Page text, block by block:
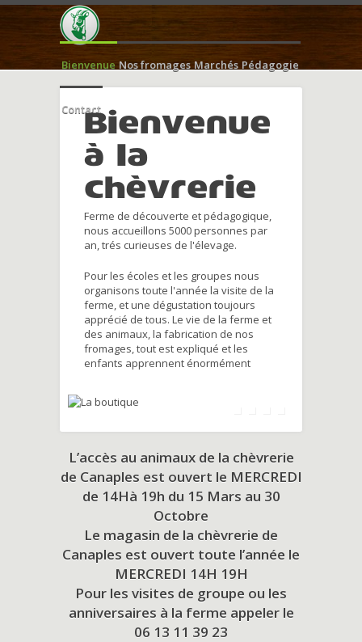
Bienvenue Nos fromages Marchés Pédagogie
ContactBienvenue
à la
chèvrerie
Ferme de découverte et pédagogique,
nous accueillons 5000 personnes par
an, trés curieuses de l'élevage.
Pour les écoles et les groupes nous
organisons toute l'année la visite de la
ferme, et une dégustation toujours
apprécié de tous. Le vie de la ferme et
des animaux, la fabrication de nos
fromages, tout est expliqué et les
enfants apprennent énormément
L’accès au animaux de la chèvrerie
de Canaples est ouvert le MERCREDI
de 14Hà 19h du 15 Mars au 30
Octobre
Le magasin de la chèvrerie de
Canaples est ouvert toute l’année le
MERCREDI 14H 19H
Pour les visites de groupe ou les
anniversaires à la ferme appeler le
06 13 11 39 23